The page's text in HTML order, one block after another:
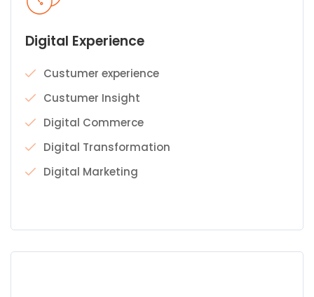
Digital Experience
Custumer experience
Custumer Insight
Digital Commerce
Digital Transformation
Digital Marketing